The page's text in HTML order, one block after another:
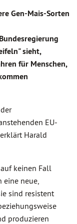
Gen-Mais-Sorten
sieht,
für Menschen,
EU-
Harald
keinen Fall
eine neue,
sind resistent
produzieren